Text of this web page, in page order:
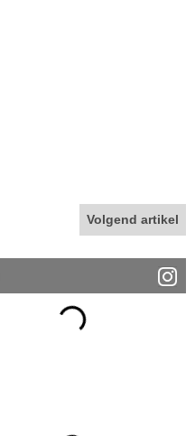
Volgend artikel